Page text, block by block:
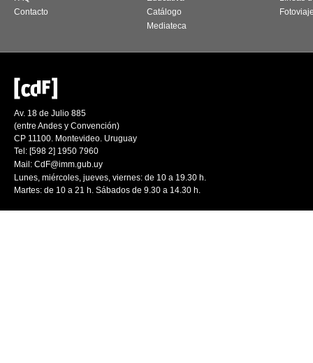
Contacto
Catálogo
Mediateca
Av. 18 de Julio 885
(entre Andes y Convención)
CP 11100. Montevideo. Uruguay
Tel: [598 2] 1950 7960
Mail: CdF@imm.gub.uy
Lunes, miércoles, jueves, viernes: de 10 a 19.30 h.
Martes: de 10 a 21 h. Sábados de 9.30 a 14.30 h.